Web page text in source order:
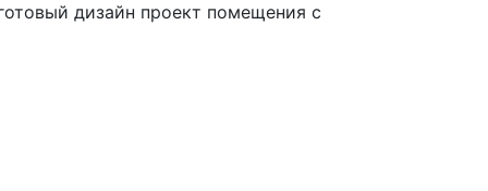
дизайн проект помещения с